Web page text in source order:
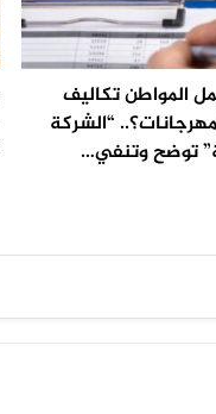
المواطن تكاليف
“الشركة
توضح وتنفي…